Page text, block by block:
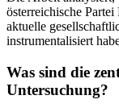
österreichische
aktuelle
instrumentalisiert
Was sind die
Untersuchung?